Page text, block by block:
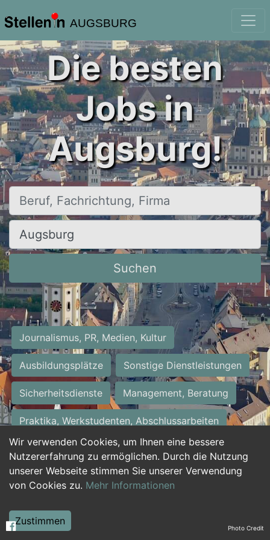
AUGSBURG
Wir verwenden Cookies, um Ihnen eine bessere
Nutzererfahrung zu ermöglichen. Durch die Nutzung
unserer Webseite stimmen Sie unserer Verwendung
von Cookies zu. Mehr Informationen
Zustimmen
Die besten
Jobs in
Augsburg!
Beruf, Fachrichtung, Firma
Ort, Stadt
Suchen
Journalismus, PR, Medien, Kultur
Ausbildungsplätze Sonstige Dienstleistungen
Sicherheitsdienste Management, Beratung
Praktika, Werkstudenten, Abschlussarbeiten
Personalwesen Assistenz, Sekretariat
Hilfskräfte, Aushilfs- und Nebenjobs
Weiterbildung, Studium, duale Ausbildung Photo Credit